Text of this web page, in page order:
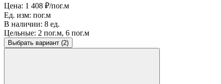
Цена: 1 408 ₽/пог.м
Ед. изм: пог.м
В наличии: 8 ед.
Цельные: 2 пог.м, 6 пог.м
Выбрать вариант (2)